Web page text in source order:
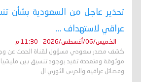
تحذير عاجل من السعودية بشأن
عراقي لاستهداف ...
الخميس/06/أغسطس/2026 - 11:30 م
كشف مصدر سعودي مسؤول لقناة الحدث عن وجود
موثوقة ومتعددة تفيد بوجود تنسيق بين
وفصائل عراقية والحرس الثوري ال